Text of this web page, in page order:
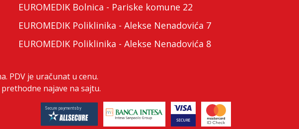
EUROMEDIK Bolnica - Pariske komune 22
EUROMEDIK Poliklinika - Alekse Nenadovića 7
EUROMEDIK Poliklinika - Alekse Nenadovića 8
PDV je uračunat u cenu.
najave na sajtu.